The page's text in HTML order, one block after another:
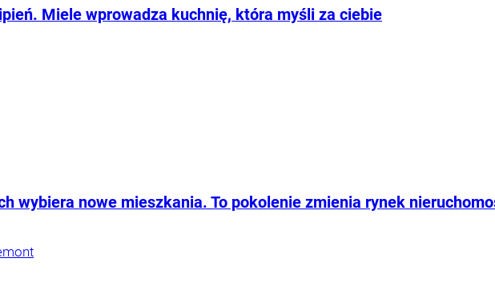
Miele wprowadza kuchnię, która myśli za ciebie
wybiera nowe mieszkania. To pokolenie zmienia rynek